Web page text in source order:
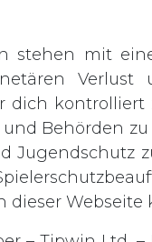
stehen mit
Verlust
dich
Behörden
Jugendschutz
dieser